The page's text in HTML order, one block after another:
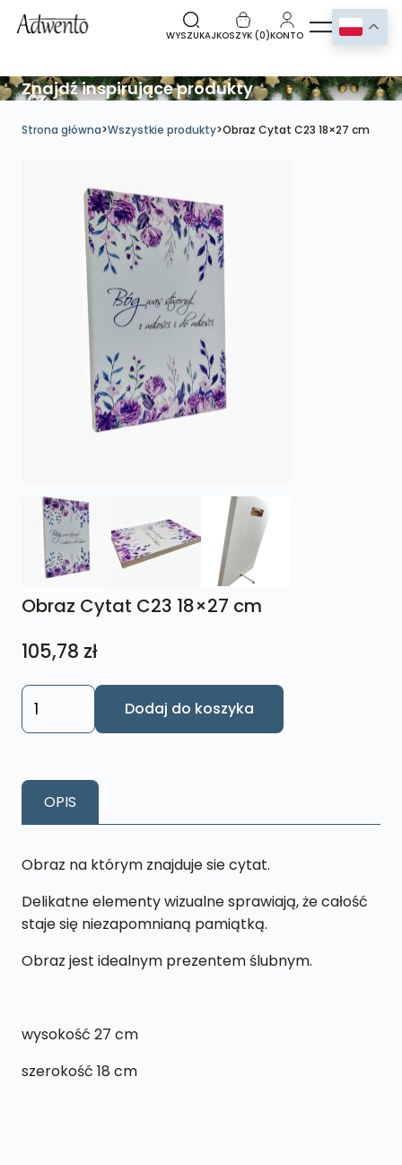
WYSZUKAJKOSZYK (0)KONTO
Znajdź inspirujące produkty
Strona główna>Wszystkie produkty>Obraz Cytat C23 18×27 cm
Obraz Cytat C23 18×27 cm
105,78 zł
ilość
Obraz
18x27
cm
Dodaj do koszyka
OPIS
Obraz na którym znajduje sie cytat.
Delikatne elementy wizualne sprawiają, że całość
staje się niezapomnianą pamiątką.
Obraz jest idealnym prezentem ślubnym.
wysokość 27 cm
szerokość 18 cm